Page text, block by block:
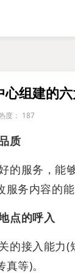
心组建的
度： 187
质
的服务，能
务内容的能
点的呼入
的接入能力(
等)。